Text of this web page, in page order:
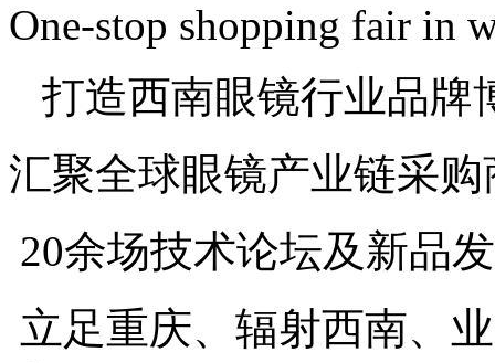
One-stop shopping fair in
打造西南眼镜行业品牌
汇聚全球眼镜产业链采
20余场技术论坛及新品
立足重庆、辐射西南、